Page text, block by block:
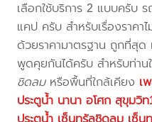
เลือกใช้บริการ 2 แบบครับ ร
แคป ครับ สำหรับเรื่องราคา
ด้วยราคามาตรฐาน ถูกที่สุด
พูดคุยกันได้ครับ สำหรับท่าน
ชิดลมหรือพื้นที่ใกล้เคียง เ
ประตูน้ำ นานา อโศก สุขุมวิ